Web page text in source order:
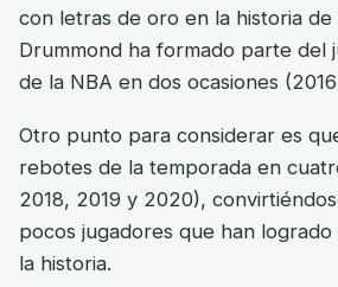
con letras de oro en la historia de
Drummond ha formado parte del
de la NBA en dos ocasiones
Otro punto para considerar es
rebotes de la temporada en
2018, 2019 y 2020),
pocos jugadores que han
la historia.